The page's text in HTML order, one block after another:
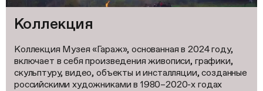
Коллекция
Коллекция Музея «Гараж», основанная в 2024 году,
включает в себя произведения живописи, графики,
скульптуру, видео, объекты и инсталляции, созданные
российскими художниками в 1980–2020-х годах